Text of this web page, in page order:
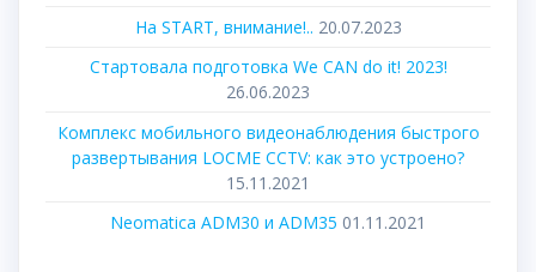
На START, внимание!.. 20.07.2023
Стартовала подготовка We CAN do it! 2023!
26.06.2023
Комплекс мобильного видеонаблюдения быстрого
развертывания LOCME CCTV: как это устроено?
15.11.2021
Neomatica ADM30 и ADM35 01.11.2021